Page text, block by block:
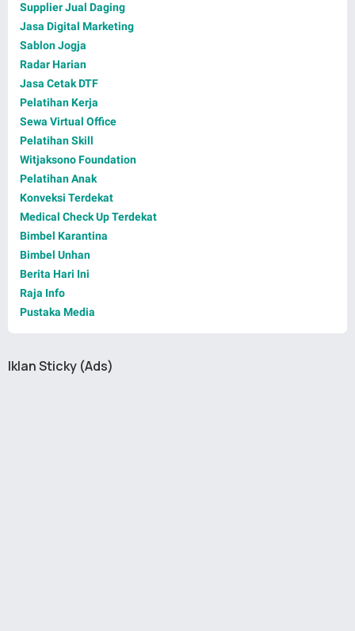
Supplier Jual Daging
Jasa Digital Marketing
Sablon Jogja
Radar Harian
Jasa Cetak DTF
Pelatihan Kerja
Sewa Virtual Office
Pelatihan Skill
Witjaksono Foundation
Pelatihan Anak
Konveksi Terdekat
Medical Check Up Terdekat
Bimbel Karantina
Bimbel Unhan
Berita Hari Ini
Raja Info
Pustaka Media
Iklan Sticky (Ads)